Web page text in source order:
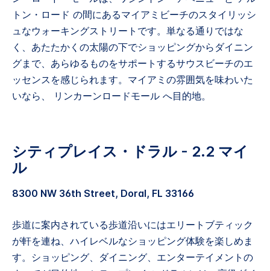
トン・ロード の間にあるマイアミビーチのスタイリッシ
ュなウォーキングストリートです。単なる通りではな
く、あたたかくの太陽の下でショッピングからダイニン
グまで、あらゆるものをサポートするサウスビーチのエ
ッセンスを感じられます。マイアミの雰囲気を味わいた
いなら、 リンカーンロードモール へ目的地。
シティプレイス・ドラル - 2.2 マイ
ル
8300 NW 36th Street, Doral, FL 33166
歩道に案内されている歩道沿いにはエリートブティック
が軒を連ね、ハイレベルなショッピング体験を楽しめま
す。ショッピング、ダイニング、エンターテイメントの